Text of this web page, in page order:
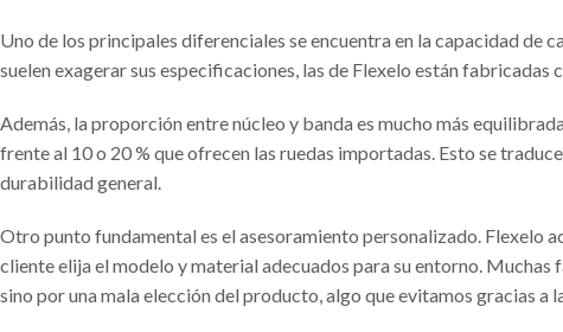
Uno de los principales diferenciales se encuentra en la capacidad de
suelen exagerar sus especificaciones, las de Flexelo están fabricadas
Además, la proporción entre núcleo y banda es mucho más
frente al 10 o 20 % que ofrecen las ruedas importadas. Esto se
durabilidad general.
Otro punto fundamental es el asesoramiento personalizado. Flexelo
cliente elija el modelo y material adecuados para su entorno.
sino por una mala elección del producto, algo que evitamos gracias a